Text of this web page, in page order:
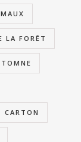
LA FORÊT
CARTON